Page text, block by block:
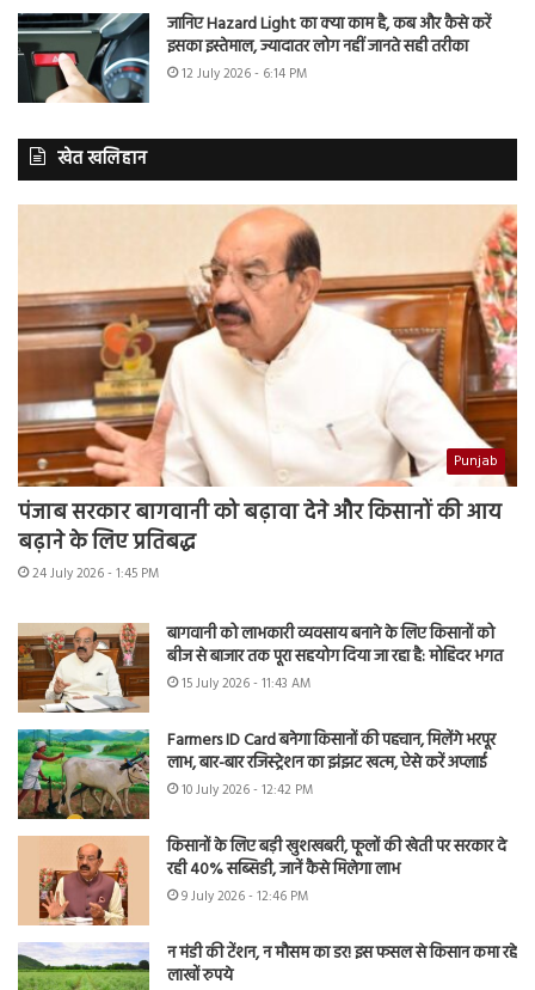
जानिए Hazard Light का क्या काम है, कब और कैसे करें
इसका इस्तेमाल, ज्यादातर लोग नहीं जानते सही तरीका
12 July 2026 - 6:14 PM
खेत खलिहान
Punjab
पंजाब सरकार बागवानी को बढ़ावा देने और किसानों की आय
बढ़ाने के लिए प्रतिबद्ध
24 July 2026 - 1:45 PM
बागवानी को लाभकारी व्यवसाय बनाने के लिए किसानों को
बीज से बाजार तक पूरा सहयोग दिया जा रहा है: मोहिंदर भगत
15 July 2026 - 11:43 AM
Farmers ID Card बनेगा किसानों की पहचान, मिलेंगे भरपूर
लाभ, बार-बार रजिस्ट्रेशन का झंझट खत्म, ऐसे करें अप्लाई
10 July 2026 - 12:42 PM
किसानों के लिए बड़ी खुशखबरी, फूलों की खेती पर सरकार दे
रही 40% सब्सिडी, जानें कैसे मिलेगा लाभ
9 July 2026 - 12:46 PM
न मंडी की टेंशन, न मौसम का डर! इस फसल से किसान कमा रहे
लाखों रुपये